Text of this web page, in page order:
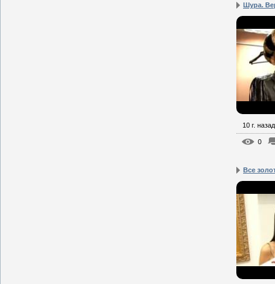
Шура.
10 г. назад
0
Все